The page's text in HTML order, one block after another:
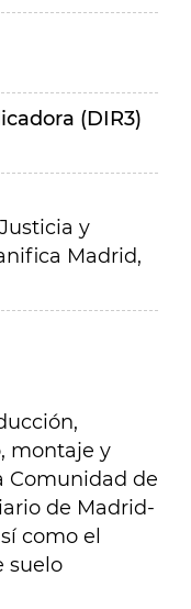
(DIR3)
y
Madrid,
montaje y
Comunidad de
de Madrid-
como el
suelo